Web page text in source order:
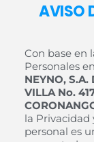
AVISO
Con base en
Personales
NEYNO, S.A.
VILLA No.
la Privacidad
personal es